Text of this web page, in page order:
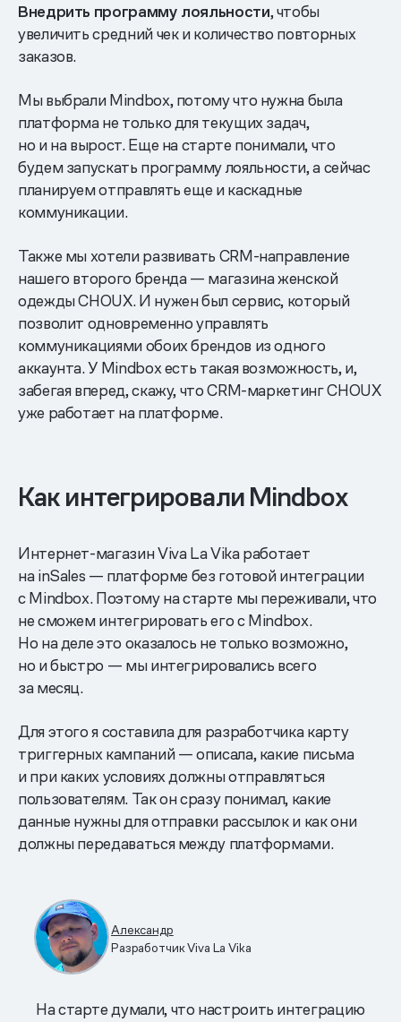
Внедрить программу лояльности, чтобы
увеличить средний чек и количество повторных
заказов.
Мы выбрали Mindbox, потому что нужна была
платформа не только для текущих задач,
но и на вырост. Еще на старте понимали, что
будем запускать программу лояльности, а сейчас
планируем отправлять еще и каскадные
коммуникации.
Также мы хотели развивать CRM-направление
нашего второго бренда — магазина женской
одежды CHOUX. И нужен был сервис, который
позволит одновременно управлять
коммуникациями обоих брендов из одного
аккаунта. У Mindbox есть такая возможность, и,
забегая вперед, скажу, что CRM-маркетинг CHOUX
уже работает на платформе.
Как интегрировали Mindbox
Интернет-магазин Viva La Vika работает
на inSales — платформе без готовой интеграции
с Mindbox. Поэтому на старте мы переживали, что
не сможем интегрировать его с Mindbox.
Но на деле это оказалось не только возможно,
но и быстро — мы интегрировались всего
за месяц.
Для этого я составила для разработчика карту
триггерных кампаний — описала, какие письма
и при каких условиях должны отправляться
пользователям. Так он сразу понимал, какие
данные нужны для отправки рассылок и как они
должны передаваться между платформами.
Александр
Разработчик Viva La Vika
На старте думали, что настроить интеграцию